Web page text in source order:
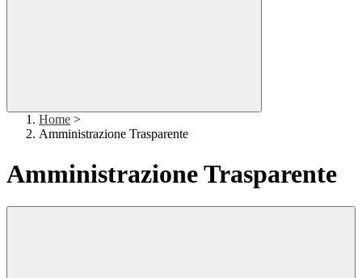
Home >
Amministrazione Trasparente
Amministrazione Trasparente